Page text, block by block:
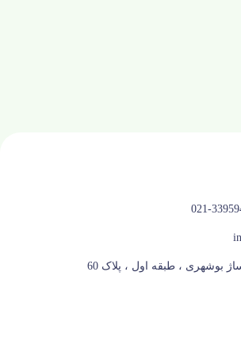
بوشهری ، طبقه اول ، پلاک 60